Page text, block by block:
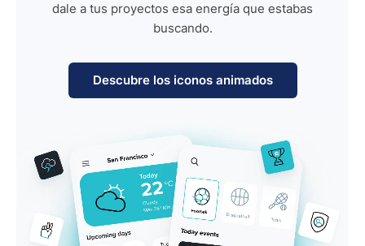
dale a tus proyectos esa energía que estabas
buscando.
Descubre los iconos animados